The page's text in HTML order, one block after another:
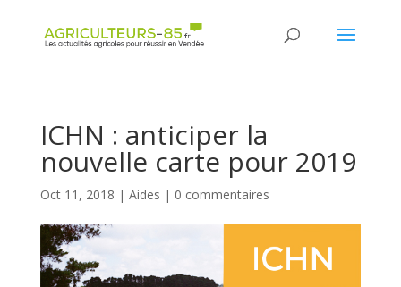
ICHN : anticiper la
nouvelle carte pour 2019
Oct 11, 2018 | Aides | 0 commentaires